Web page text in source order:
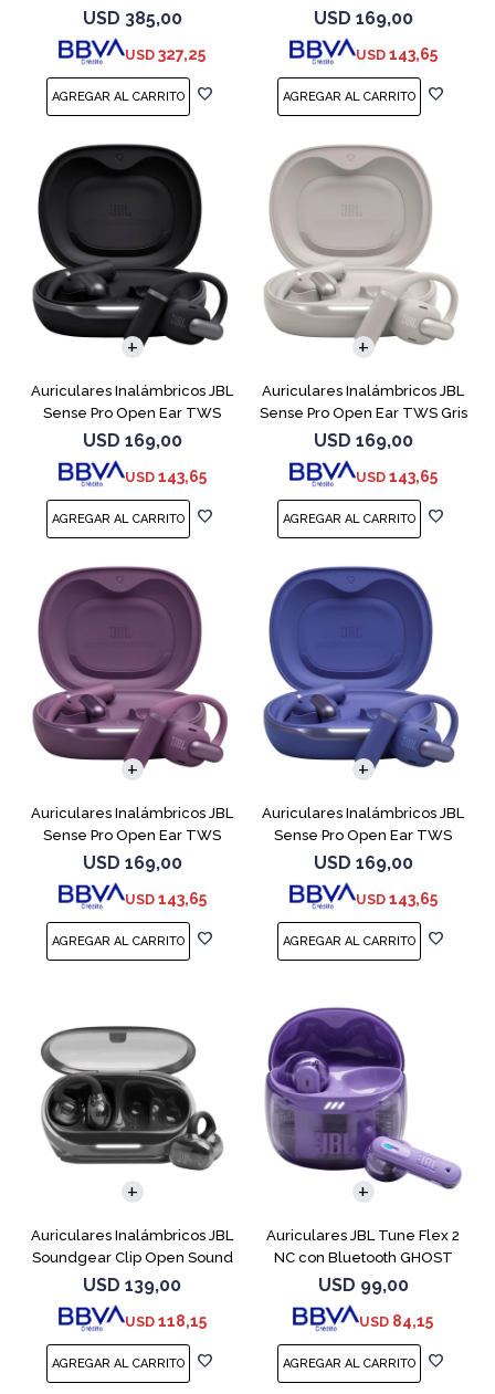
Negro
USD 385,00
USD 327,25
Blanco
USD 169,00
USD 143,65
Auriculares Inalámbricos JBL
Sense Pro Open Ear TWS
Negro
USD 169,00
USD 143,65
Auriculares Inalámbricos JBL
Sense Pro Open Ear TWS Gris
USD 169,00
USD 143,65
Auriculares Inalámbricos JBL
Sense Pro Open Ear TWS
Purple
USD 169,00
USD 143,65
Auriculares Inalámbricos JBL
Sense Pro Open Ear TWS
Azul
USD 169,00
USD 143,65
Auriculares Inalámbricos JBL
Soundgear Clip Open Sound
Negro
USD 139,00
USD 118,15
Auriculares JBL Tune Flex 2
NC con Bluetooth GHOST
EDITION
USD 99,00
USD 84,15